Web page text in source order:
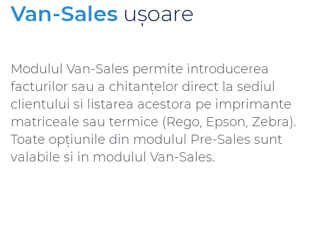
Van-Sales ușoare
Modulul Van-Sales permite introducerea
facturilor sau a chitanţelor direct la sediul
clientului si listarea acestora pe imprimante
matriceale sau termice (Rego, Epson, Zebra).
Toate opțiunile din modulul Pre-Sales sunt
valabile si in modulul Van-Sales.